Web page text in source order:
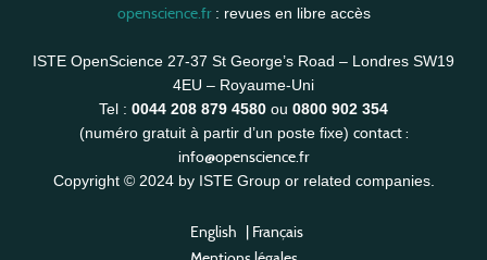
openscience.fr: revues en libre accès
ISTE OpenScience 27-37 St George’s Road – Londres SW19
4EU – Royaume-Uni
Tel : 0044 208 879 4580 ou 0800 902 354
(numéro gratuit à partir d’un poste fixe) contact :
info@openscience.fr
Copyright © 2024 by ISTE Group or related companies.
English | Français